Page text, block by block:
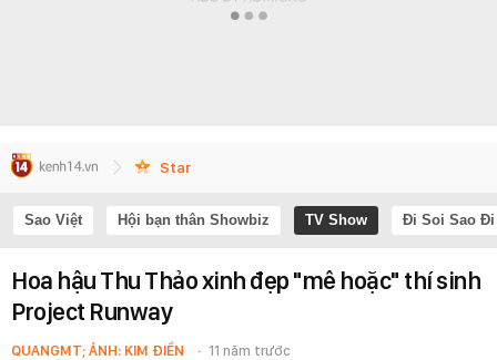
Star
Sao Việt Hội bạn thân Showbiz TV Show Đi Soi Sao Đi
Hoa hậu Thu Thảo xinh đẹp "mê hoặc" thí sinh
Project Runway
QUANGMT; ẢNH: KIM ĐIỀN 11 năm trước